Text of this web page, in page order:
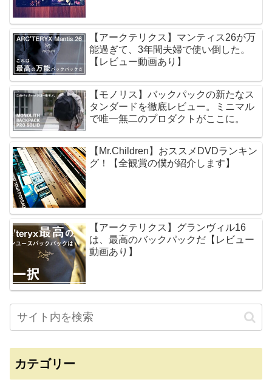
【アークテリクス】マンティス26が万
能過ぎて、3年間夫婦で使い倒した。
【レビュー動画あり】
【モノリス】バックパックの新たなス
タンダードを徹底レビュー。ミニマル
で唯一無二のプロダクトがここに。
【Mr.Children】おススメDVDランキン
グ！【全観賞の僕が紹介します】
【アークテリクス】グランヴィル16
は、最高のバックパックだ【レビュー
動画あり】
カテゴリー